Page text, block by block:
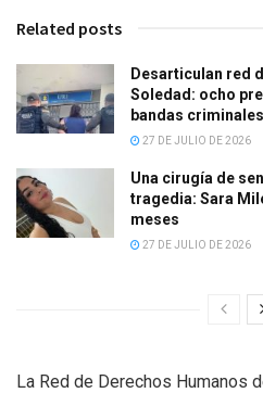
Related posts
Desarticulan red
Soledad: ocho
bandas
27 DE JULIO DE 2026
Una cirugía de
tragedia: Sara
meses
27 DE JULIO DE 2026
La Red de Derechos Humanos